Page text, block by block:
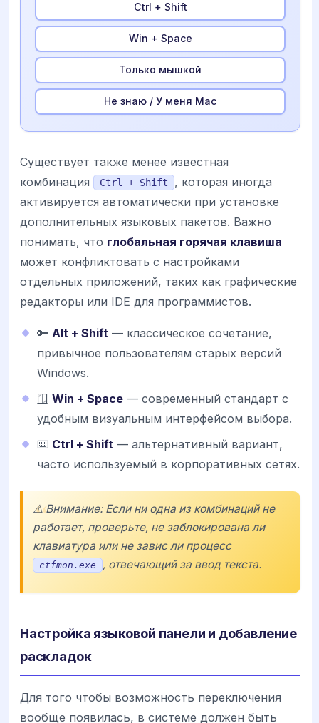
Ctrl + Shift
Win + Space
Только мышкой
Не знаю / У меня Mac
Существует также менее известная
комбинация
Ctrl + Shift
, которая иногда
активируется автоматически при установке
дополнительных языковых пакетов. Важно
понимать, что глобальная горячая клавиша
может конфликтовать с настройками
отдельных приложений, таких как графические
редакторы или IDE для программистов.
🔑 Alt + Shift — классическое сочетание,
привычное пользователям старых версий
Windows.
🪟 Win + Space — современный стандарт с
удобным визуальным интерфейсом выбора.
⌨️ Ctrl + Shift — альтернативный вариант,
часто используемый в корпоративных сетях.
⚠️ Внимание: Если ни одна из комбинаций не
работает, проверьте, не заблокирована ли
клавиатура или не завис ли процесс
ctfmon.exe , отвечающий за ввод текста.
Настройка языковой панели и добавление
раскладок
Для того чтобы возможность переключения
вообще появилась, в системе должен быть